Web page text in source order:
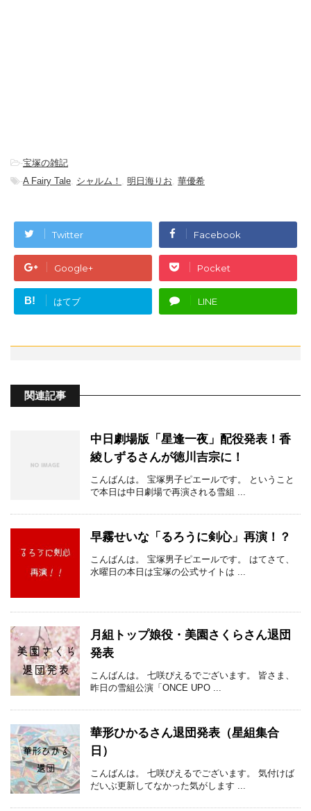
-宝塚の雑記
-A Fairy Tale, シャルム！ , 明日海りお, 華優希
Twitter Facebook
Google+ Pocket
B! はてブ LINE
関連記事
中日劇場版「星逢一夜」配役発表！香
綾しずるさんが徳川吉宗に！
こんばんは。 宝塚男子ピエールです。 ということ
で本日は中日劇場で再演される雪組 ...
早霧せいな「るろうに剣心」再演！？
こんばんは。 宝塚男子ピエールです。 はてさて、
水曜日の本日は宝塚の公式サイトは ...
月組トップ娘役・美園さくらさん退団
発表
こんばんは。 七咲ぴえるでございます。 皆さま、
昨日の雪組公演「ONCE UPO ...
華形ひかるさん退団発表（星組集合
日）
こんばんは。 七咲ぴえるでございます。 気付けば
だいぶ更新してなかった気がします ...